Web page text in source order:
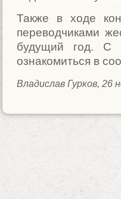
Также в ходе
переводчиками
будущий год. С
ознакомиться в
Владислав Гурков, 26